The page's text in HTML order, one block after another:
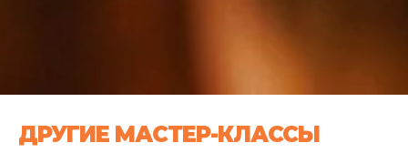
ДРУГИЕ МАСТЕР-КЛАССЫ